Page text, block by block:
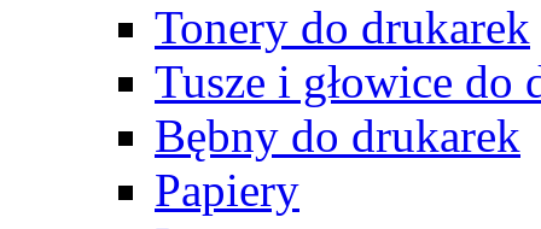
Tonery do drukarek
Tusze i głowice do
Bębny do drukarek
Papiery